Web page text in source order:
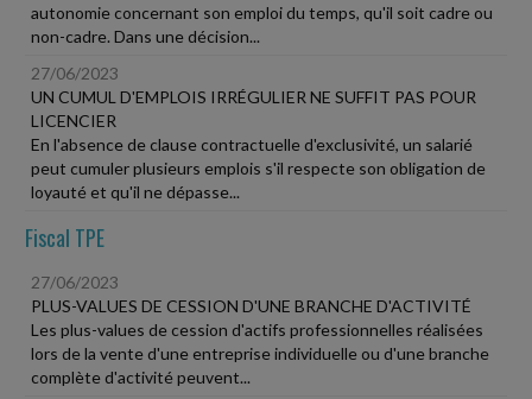
autonomie concernant son emploi du temps, qu'il soit cadre ou
non-cadre. Dans une décision...
27/06/2023
UN CUMUL D'EMPLOIS IRRÉGULIER NE SUFFIT PAS POUR
LICENCIER
En l'absence de clause contractuelle d'exclusivité, un salarié
peut cumuler plusieurs emplois s'il respecte son obligation de
loyauté et qu'il ne dépasse...
Fiscal TPE
27/06/2023
PLUS-VALUES DE CESSION D'UNE BRANCHE D'ACTIVITÉ
Les plus-values de cession d'actifs professionnelles réalisées
lors de la vente d'une entreprise individuelle ou d'une branche
complète d'activité peuvent...